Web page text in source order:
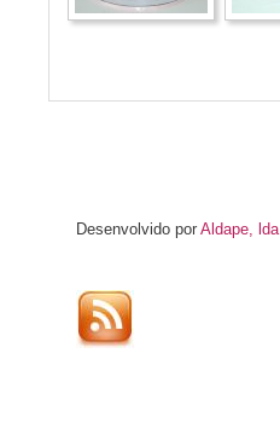
Desenvolvido por Aldape, lda